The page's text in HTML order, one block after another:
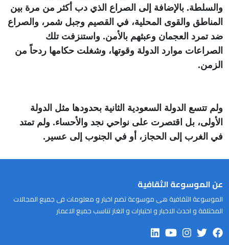
والسلطة. بالإضافة إلى الصراع الذي دب أكثر من مرة بين
المناطق والقوى المحلية، في القصيم وجبل شمر، والصراع
ضد تمرد العجمان وعبثهم بالأمن. واستنزفت تلك
الصراعات موارد الدولة وقوتها، وشغلت حكامها ردحاً من
الزمن.
ولم تتسع الدولة السعودية الثانية بحدودها مثل الدولة
الأولى، بل اقتصرت على نواحي نجد والأحساء. ولم تمتد
في الغرب إلى الحجاز، أو في الجنوب إلى عسير.
عن الموسوعة الثقافية
الموسوعة الثقافية هى موسوعة تضم اخبار و معلومات فى جميع المجالات
المختلفة و احدث الاخبار و اختبارات و الغاز تناسب جميع الاعمار